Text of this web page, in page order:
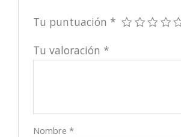
Tu puntuación *
Tu valoración *
Nombre*